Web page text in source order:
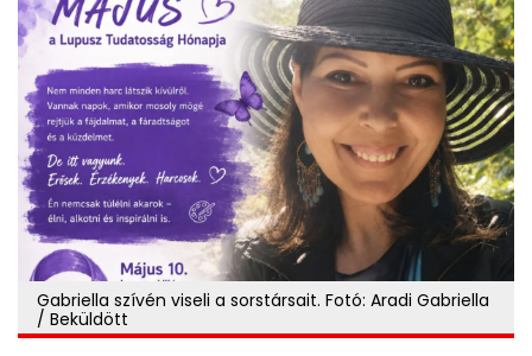
Gabriella szívén viseli a sorstársait. Fotó: Aradi Gabriella
/ Beküldött